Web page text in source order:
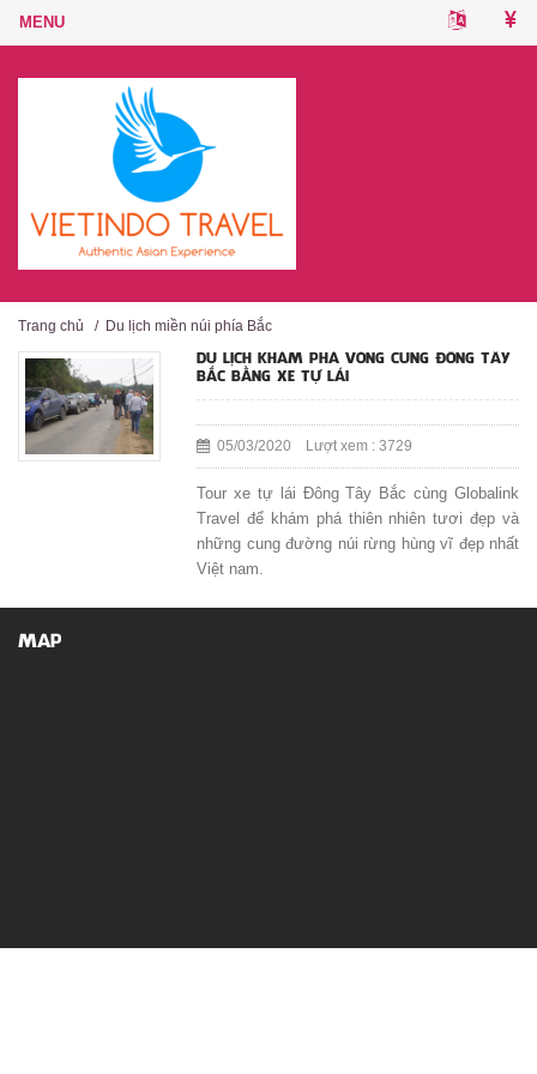
Trang chủ / Du lịch miền núi phía Bắc
DU LỊCH KHÁM PHÁ VÒNG CUNG ĐÔNG TÂY
BẮC BẰNG XE TỰ LÁI
05/03/2020 Lượt xem : 3729
Tour xe tự lái Đông Tây Bắc cùng Globalink
Travel để khám phá thiên nhiên tươi đẹp và
những cung đường núi rừng hùng vĩ đẹp nhất
Việt nam.
MAP